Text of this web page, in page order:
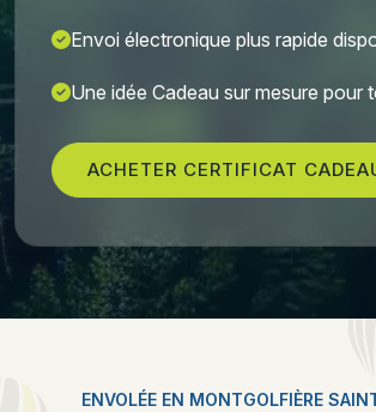
Envoi électronique plus rapide
Une idée Cadeau sur mesure pour
ACHETER CERTIFICAT
ENVOLÉE EN MONTGOLFIÈRE